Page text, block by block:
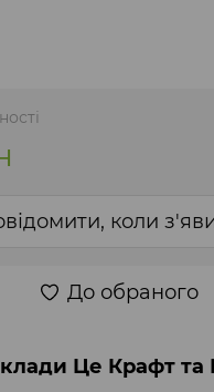
коли
До обраного
Це Крафт та